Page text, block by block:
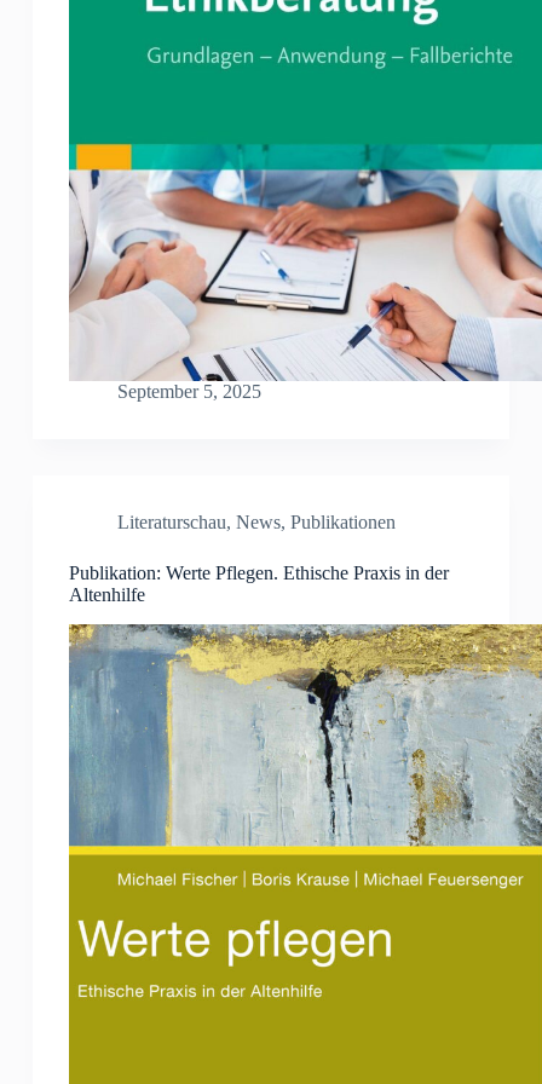
September 5, 2025
Literaturschau, News, Publikationen
Publikation: Werte Pflegen. Ethische Praxis in der
Altenhilfe